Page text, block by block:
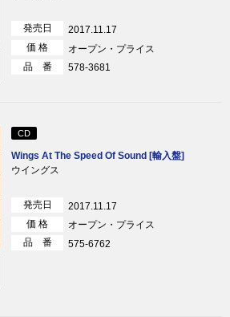
発売日
2017.11.17
価 格
オープン・プライス
品 番
578-3681
CD
Wings At The Speed Of Sound [輸入盤]
ウイングス
発売日
2017.11.17
価 格
オープン・プライス
品 番
575-6762